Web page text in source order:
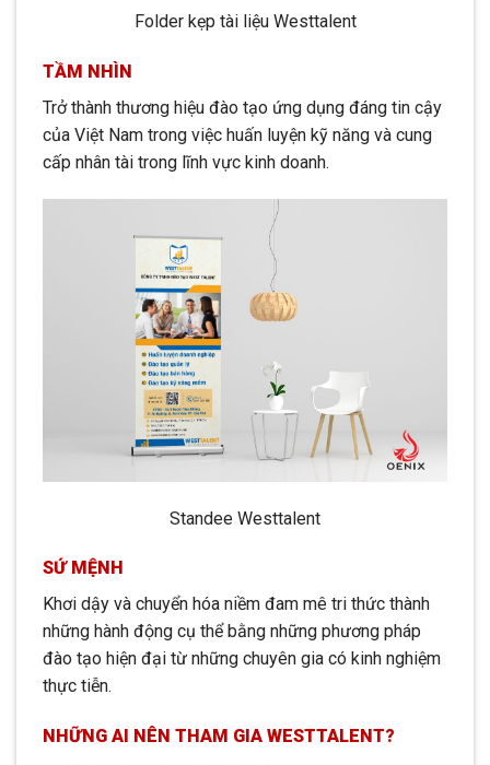
Folder kẹp tài liệu Westtalent
TẦM NHÌN
Trở thành thương hiệu đào tạo ứng dụng đáng tin cậy
của Việt Nam trong việc huấn luyện kỹ năng và cung
cấp nhân tài trong lĩnh vực kinh doanh.
Standee Westtalent
SỨ MỆNH
Khơi dậy và chuyển hóa niềm đam mê tri thức thành
những hành động cụ thể bằng những phương pháp
đào tạo hiện đại từ những chuyên gia có kinh nghiệm
thực tiễn.
NHỮNG AI NÊN THAM GIA WESTTALENT?